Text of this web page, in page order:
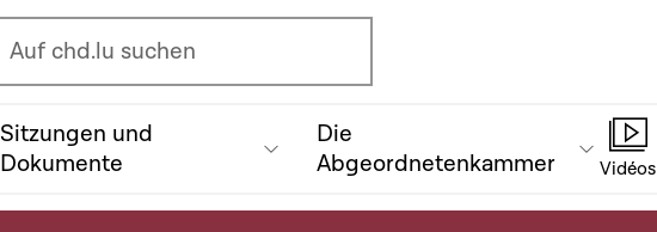
l'écran de recherche
Auf chd.lu suchen
Sitzungen und
Dokumente
Die
Abgeordnetenkammer
Vidéos